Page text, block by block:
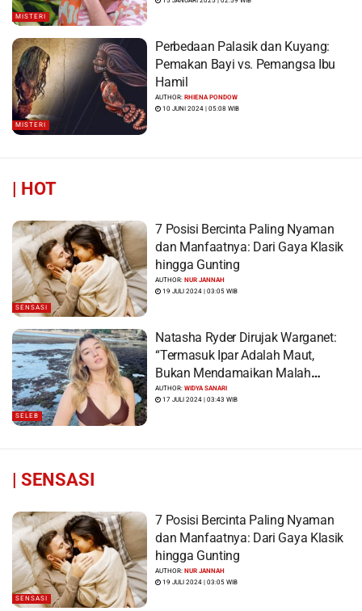
MISTERI
MISTERI
Perbedaan Palasik dan Kuyang:
Pemakan Bayi vs. Pemangsa Ibu
Hamil
AUTHOR:RHIENA PONDOW
10 JUNI 2024 | 05:08 WIB
| HOT
SENSASI
7 Posisi Bercinta Paling Nyaman
dan Manfaatnya: Dari Gaya Klasik
hingga Gunting
AUTHOR:NUR JANNAH
19 JULI 2024 | 03:05 WIB
SELEB
Natasha Ryder Dirujak Warganet:
“Termasuk Ipar Adalah Maut,
Bukan Mendamaikan Malah
Menyiram Bensin”
AUTHOR:WIDYA SANARI
17 JULI 2024 | 03:43 WIB
| SENSASI
SENSASI
7 Posisi Bercinta Paling Nyaman
dan Manfaatnya: Dari Gaya Klasik
hingga Gunting
AUTHOR:NUR JANNAH
19 JULI 2024 | 03:05 WIB